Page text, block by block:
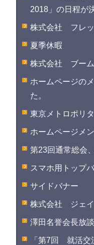
2018」の日程が
株式会社 フレッ
夏季休暇
株式会社 ブー
ホームページの
た。
東京メトロポリ
ホームページメ
第23回通常総会
スマホ用トップ
サイドバナー
株式会社 ジェ
澤田名誉会長放
「第7回 就活交